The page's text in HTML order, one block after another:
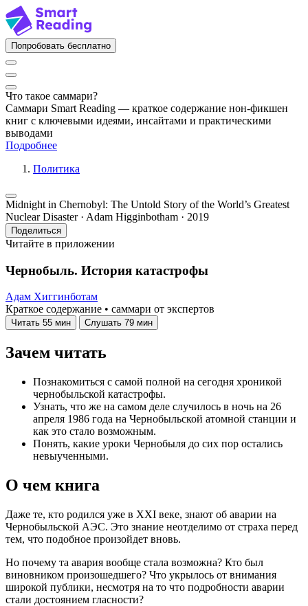
Попробовать бесплатно
Что такое саммари?
Саммари Smart Reading — краткое содержание нон-фикшен
книг с ключевыми идеями, инсайтами и практическими
выводами
Подробнее
Политика
Midnight in Chernobyl: The Untold Story of the World’s Greatest
Nuclear Disaster · Adam Higginbotham · 2019
Поделиться
Читайте в приложении
Чернобыль. История катастрофы
Адам Хиггинботам
Краткое содержание • саммари от экспертов
Читать 55 мин Слушать 79 мин
Зачем читать
Познакомиться с самой полной на сегодня хроникой
чернобыльской катастрофы.
Узнать, что же на самом деле случилось в ночь на 26
апреля 1986 года на Чернобыльской атомной станции и
как это стало возможным.
Понять, какие уроки Чернобыля до сих пор остались
невыученными.
О чем книга
Даже те, кто родился уже в XXI веке, знают об аварии на
Чернобыльской АЭС. Это знание неотделимо от страха перед
тем, что подобное произойдет вновь.
Но почему та авария вообще стала возможна? Кто был
виновником произошедшего? Что укрылось от внимания
широкой публики, несмотря на то что подробности аварии
стали достоянием гласности?